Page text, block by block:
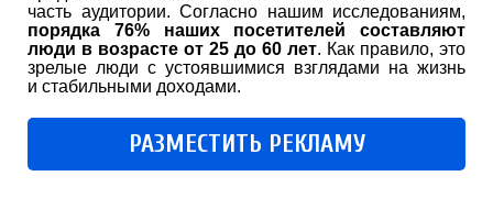
часть аудитории. Согласно нашим исследованиям,
порядка 76% наших посетителей составляют
люди в возрасте от 25 до 60 лет. Как правило, это
зрелые люди с устоявшимися взглядами на жизнь
и стабильными доходами.
РАЗМЕСТИТЬ РЕКЛАМУ